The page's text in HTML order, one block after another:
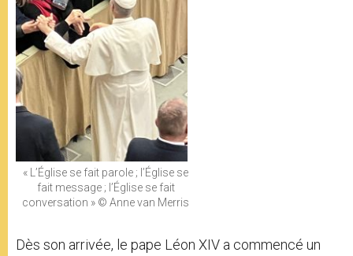
« L’Église se fait parole ; l’Église se
fait message ; l’Église se fait
conversation » © Anne van Merris
Dès son arrivée, le pape Léon XIV a commencé un